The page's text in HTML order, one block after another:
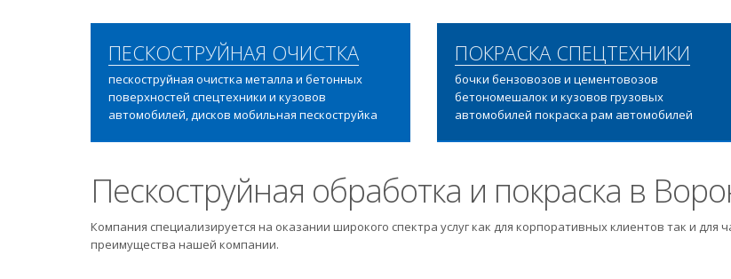
ПЕСКОСТРУЙНАЯ ОЧИСТКА
пескоструйная очистка металла и бетонных
поверхностей спецтехники и кузовов
автомобилей, дисков мобильная пескоструйка
ПОКРАСКА СПЕЦТЕХНИКИ
бочки бензовозов и цементовозов
бетономешалок и кузовов грузовых
автомобилей покраска рам автомобилей
Пескоструйная обработка и покраска в
Компания специализируется на оказании широкого спектра услуг как для корпоративных клиентов так и
преимущества нашей компании.